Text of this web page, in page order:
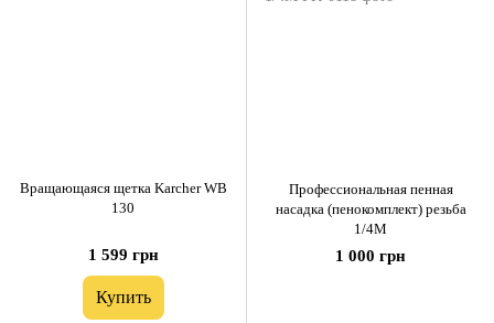
Вращающаяся щетка Karcher WB
130
1 599 грн
Купить
Профессиональная пенная
насадка (пенокомплект) резьба
1/4M
1 000 грн